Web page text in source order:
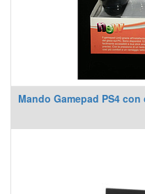
Mando Gamepad PS4